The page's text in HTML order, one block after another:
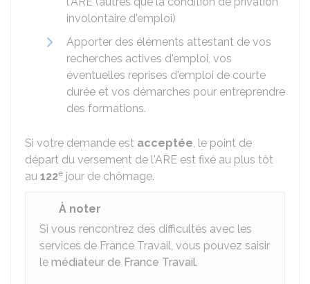
involontaire d'emploi)
Apporter des éléments attestant de vos
recherches actives d'emploi, vos
éventuelles reprises d'emploi de courte
durée et vos démarches pour entreprendre
des formations.
Si votre demande est acceptée, le point de
départ du versement de l'ARE est fixé au plus tôt
au 122e jour de chômage.
À noter
Si vous rencontrez des difficultés avec les
services de France Travail, vous pouvez saisir
le médiateur de France Travail.